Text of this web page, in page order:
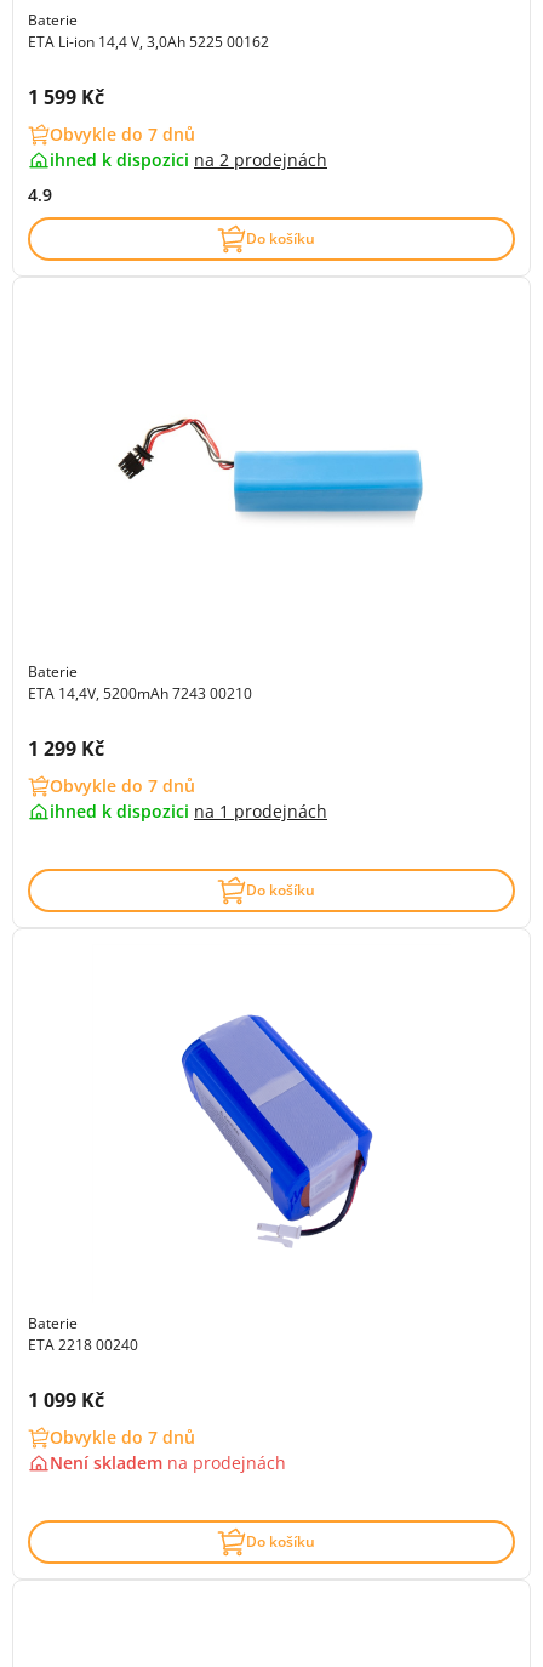
Baterie
ETA Li-ion 14,4 V, 3,0Ah 5225 00162
Cena s DPH:
1 599 Kč
Obvykle do 7 dnů
ihned k dispozici na 2 prodejnách
4.9
Do košíku
Baterie
ETA 14,4V, 5200mAh 7243 00210
Cena s DPH:
1 299 Kč
Obvykle do 7 dnů
ihned k dispozici na 1 prodejnách
Do košíku
Baterie
ETA 2218 00240
Cena s DPH:
1 099 Kč
Obvykle do 7 dnů
Není skladem na prodejnách
Do košíku